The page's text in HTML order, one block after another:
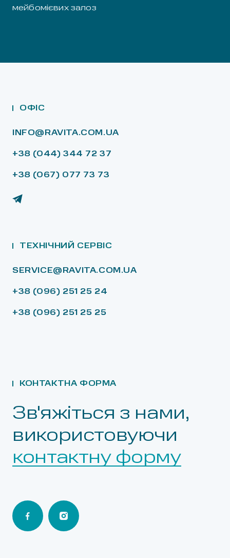
мейбомієвих залоз
ОФІС
INFO@RAVITA.COM.UA
+38 (044) 344 72 37
+38 (067) 077 73 73
ТЕХНІЧНИЙ СЕРВІС
SERVICE@RAVITA.COM.UA
+38 (096) 251 25 24
+38 (096) 251 25 25
КОНТАКТНА ФОРМА
Зв'яжіться з нами,
використовуючи
контактну форму